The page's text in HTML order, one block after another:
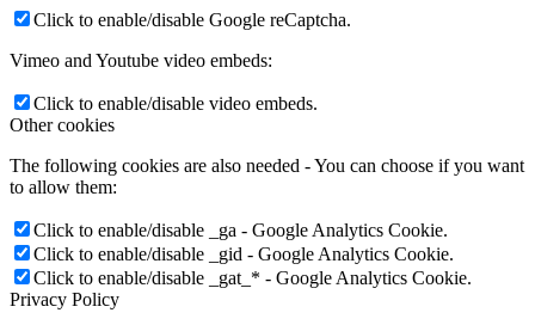
Click to enable/disable Google reCaptcha.
Vimeo and Youtube video embeds:
Click to enable/disable video embeds.
Other cookies
The following cookies are also needed - You can choose if you want
to allow them:
Click to enable/disable _ga - Google Analytics Cookie.
Click to enable/disable _gid - Google Analytics Cookie.
Click to enable/disable _gat_* - Google Analytics Cookie.
Privacy Policy